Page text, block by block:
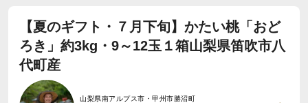
【夏のギフト・７月下旬】かたい桃「おど
ろき」約3kg・9～12玉１箱山梨県笛吹市八
代町産
山梨県南アルプス市・甲州市勝沼町